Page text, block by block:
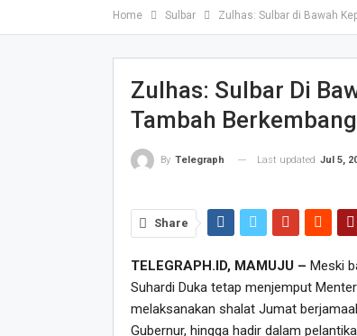
Home Sulbar Zulhas: Sulbar di Bawah
Zulhas: Sulbar Di
Tambah Berkembang
By Telegraph Last updated Jul 5,
Share
TELEGRAPH.ID, MAMUJU – Meski
Suhardi Duka tetap menjemput
melaksanakan shalat Jumat
Gubernur, hingga hadir dalam